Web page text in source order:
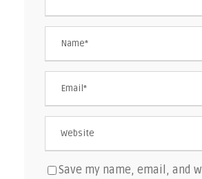
Save my name, email, and